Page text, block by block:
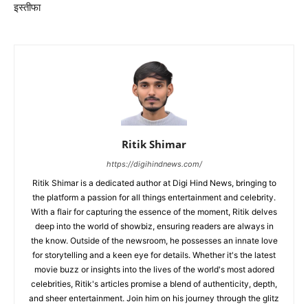
इस्तीफा
Ritik Shimar
https://digihindnews.com/
Ritik Shimar is a dedicated author at Digi Hind News, bringing to
the platform a passion for all things entertainment and celebrity.
With a flair for capturing the essence of the moment, Ritik delves
deep into the world of showbiz, ensuring readers are always in
the know. Outside of the newsroom, he possesses an innate love
for storytelling and a keen eye for details. Whether it's the latest
movie buzz or insights into the lives of the world's most adored
celebrities, Ritik's articles promise a blend of authenticity, depth,
and sheer entertainment. Join him on his journey through the glitz